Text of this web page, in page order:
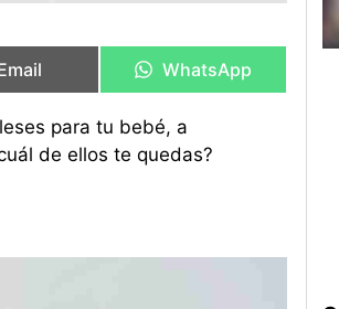
en
WhatsApp
para tu bebé, a
de ellos te quedas?
en